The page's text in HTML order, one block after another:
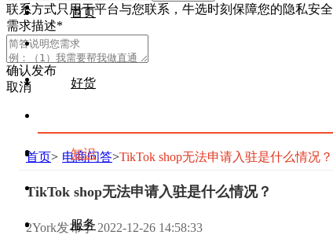
首页
好货
知识
服务
联系方式只用于平台与您联系，牛选时刻保障您的隐私安全
需求描述*
确认发布
取消
首页> 电商问答>TikTok shop无法申请入驻是什么情况？
TikTok shop无法申请入驻是什么情况？
2York发布于2022-12-26 14:58:33